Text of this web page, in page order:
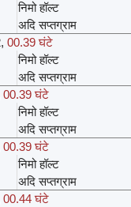
निमो हॉल्ट
अदि सप्तग्राम
,00.39 घंटे
निमो हॉल्ट
अदि सप्तग्राम
00.39 घंटे
निमो हॉल्ट
अदि सप्तग्राम
00.39 घंटे
निमो हॉल्ट
अदि सप्तग्राम
00.44 घंटे